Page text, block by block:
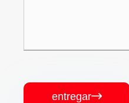
entregar